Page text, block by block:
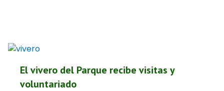
El vivero del Parque recibe visitas y
voluntariado